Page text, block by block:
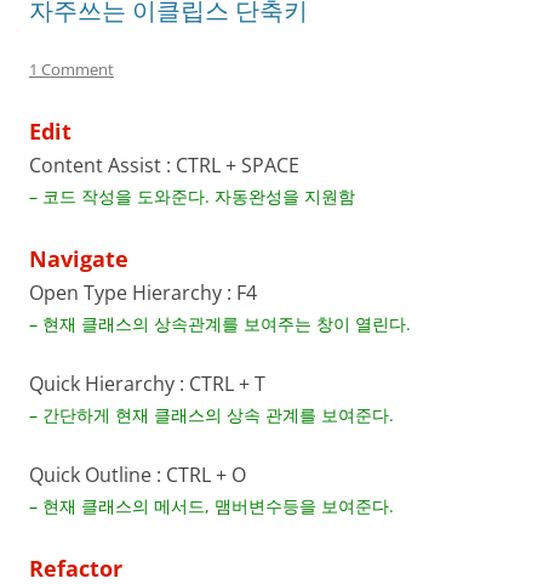
자주쓰는 이클립스 단축키
1 Comment
Edit
Content Assist : CTRL + SPACE
– 코드 작성을 도와준다. 자동완성을 지원함
Navigate
Open Type Hierarchy : F4
– 현재 클래스의 상속관계를 보여주는 창이 열린다.
Quick Hierarchy : CTRL + T
– 간단하게 현재 클래스의 상속 관계를 보여준다.
Quick Outline : CTRL + O
– 현재 클래스의 메서드, 맴버변수등을 보여준다.
Refactor